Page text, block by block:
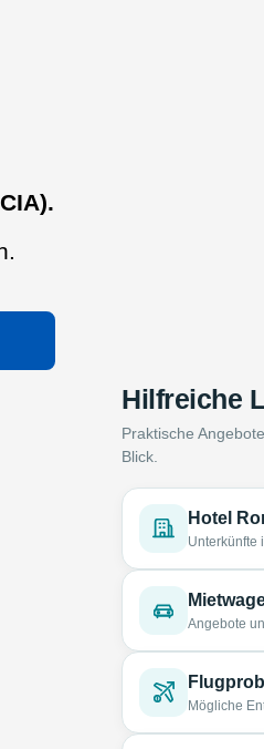
Hilfreiche
Praktische
Blick.
Hotel
Unterkünfte
Angebote
Mögliche